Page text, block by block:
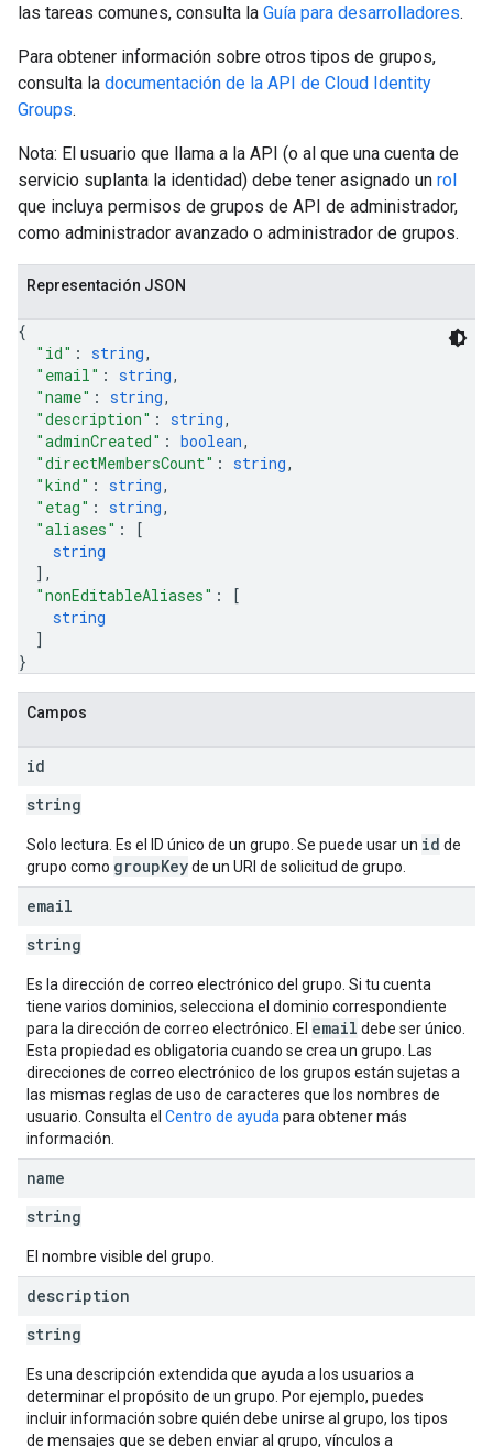
las tareas comunes, consulta la Guía para desarrolladores.
Para obtener información sobre otros tipos de grupos,
consulta la documentación de la API de Cloud Identity
Groups.
Nota: El usuario que llama a la API (o al que una cuenta de
servicio suplanta la identidad) debe tener asignado un rol
que incluya permisos de grupos de API de administrador,
como administrador avanzado o administrador de grupos.
Representación JSON
{
"id" : string,
"email" : string,
"name" : string,
"description" : string,
"adminCreated" : boolean,
"directMembersCount" : string,
"kind" : string,
"etag" : string,
"aliases" :
[
string
] ,
"nonEditableAliases" :
[
string
]
}
Campos
id
string
Solo lectura. Es el ID único de un grupo. Se puede usar un id de
grupo como groupKeyde un URI de solicitud de grupo.
email
string
Es la dirección de correo electrónico del grupo. Si tu cuenta
tiene varios dominios, selecciona el dominio correspondiente
para la dirección de correo electrónico. El email debe ser único.
Esta propiedad es obligatoria cuando se crea un grupo. Las
direcciones de correo electrónico de los grupos están sujetas a
las mismas reglas de uso de caracteres que los nombres de
usuario. Consulta el Centro de ayuda para obtener más
información.
name
string
El nombre visible del grupo.
description
string
Es una descripción extendida que ayuda a los usuarios a
determinar el propósito de un grupo. Por ejemplo, puedes
incluir información sobre quién debe unirse al grupo, los tipos
de mensajes que se deben enviar al grupo, vínculos a